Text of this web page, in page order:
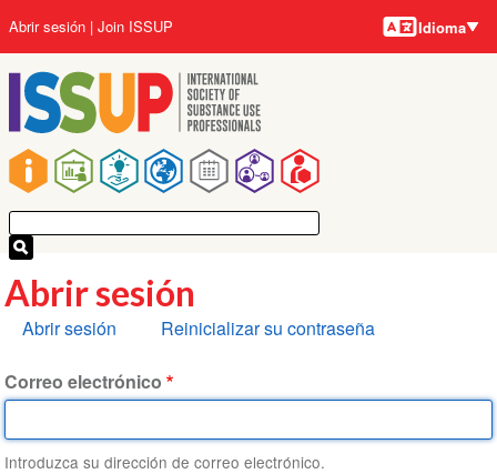
al
contenido
principal
Main
navigation
User
account
menu
Abrir sesión Join ISSUP Idiomas
Idioma
Abrir sesión
Solapas
Abrir sesión Reinicializar su contraseña
Correo electrónico
Introduzca su dirección de correo electrónico.